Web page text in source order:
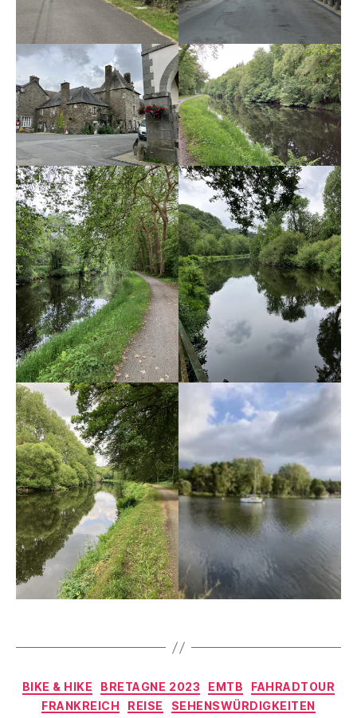
B
r
e
t
a
e,
M
T
Kategorien
BIKE & HIKE BRETAGNE 2023 EMTB
FAHRADTOUR
FRANKREICH
REISE SEHENSWÜRDIGKEITEN
d
e